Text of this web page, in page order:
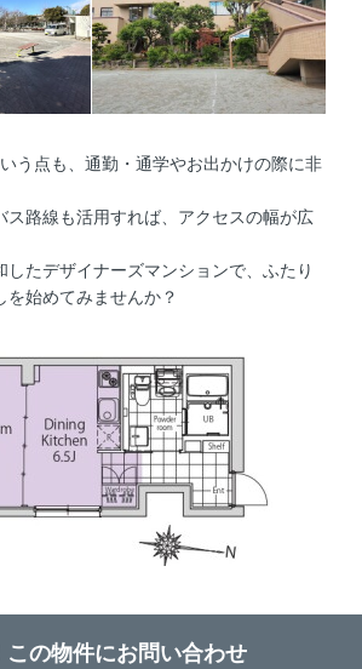
う点も、通勤・通学やお出かけの際に非
ス路線も活用すれば、アクセスの幅が広
したデザイナーズマンションで、ふたり
を始めてみませんか？
この物件にお問い合わせ